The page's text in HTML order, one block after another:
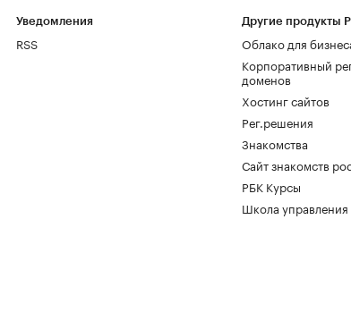
Уведомления
RSS
Другие продукты
Облако для
Корпоративный
доменов
Хостинг сайтов
Рег.решения
Знакомства
Сайт знакомств
РБК Курсы
Школа